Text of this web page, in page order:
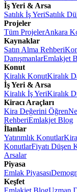
İş Yeri & Arsa
Satılık İş YeriSatılık
Projeler
Tüm ProjelerAnkara
Kaynaklar
Satın Alma Rehberi
DanışmanlarEmlakjet
Konut
Kiralık KonutKiralık
İş Yeri & Arsa
Kiralık İş YeriKiralık
Kiracı Araçları
Kira Değerini Öğren
RehberiEmlakjet Blog
İlanlar
Yatırımlık Konutlar
KonutlarFiyatı Düşen
Arsalar
Piyasa
Emlak Piyasası
Keşfet
Emlakjet BlogUzman